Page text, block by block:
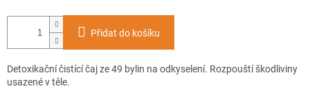
Přidat do košíku
Detoxikační čistící čaj ze 49 bylin na odkyselení. Rozpouští škodliviny
usazené v těle.